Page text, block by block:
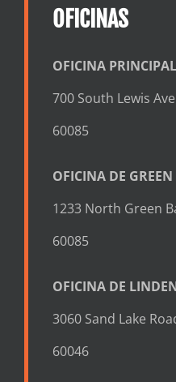
OFICINAS
OFICINA PRINCIPAL
700 South Lewis
60085
OFICINA DE
1233 North Green
60085
OFICINA DE
3060 Sand Lake
60046